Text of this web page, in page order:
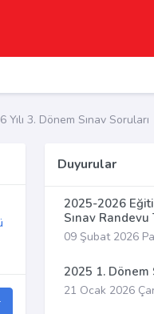
Yılı 3. Dönem Sınav Soruları
Duyurular
2025-2026
Sınav
09 Şubat 2026
2025 1. Dönem
21 Ocak 2026